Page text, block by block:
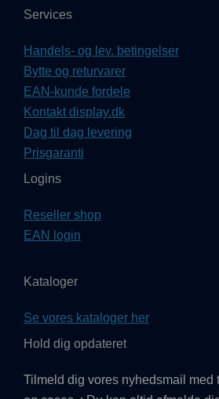
Services
Handels- og lev. betingelser
Bytte og returvarer
EAN-kunde fordele
Kontakt display.dk
Dag til dag levering
Prisgaranti
Logins
Reseller shop
EAN login
Kataloger
Se vores kataloger her
Hold dig opdateret
Tilmeld dig vores nyhedsmail med